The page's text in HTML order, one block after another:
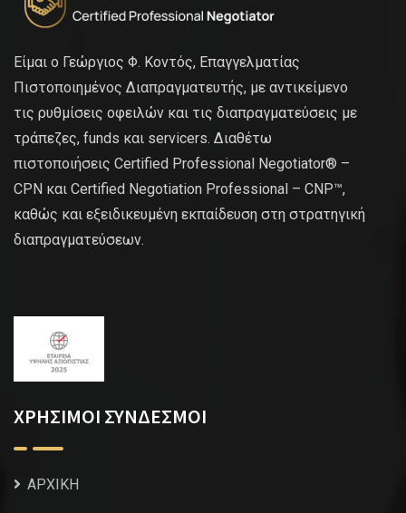
Είμαι ο Γεώργιος Φ. Κοντός, Επαγγελματίας
Πιστοποιημένος Διαπραγματευτής, με αντικείμενο
τις ρυθμίσεις οφειλών και τις διαπραγματεύσεις με
τράπεζες, funds και servicers. Διαθέτω
πιστοποιήσεις Certified Professional Negotiator® –
CPN και Certified Negotiation Professional – CNP™,
καθώς και εξειδικευμένη εκπαίδευση στη στρατηγική
διαπραγματεύσεων.
ΧΡΗΣΙΜΟΙ ΣΥΝΔΕΣΜΟΙ
ΑΡΧΙΚΗ